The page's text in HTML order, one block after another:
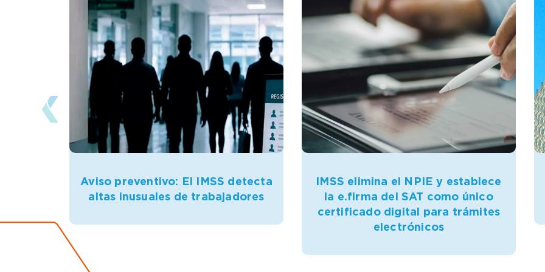
Aviso preventivo: El IMSS detecta
altas inusuales de trabajadores
IMSS elimina el NPIE y establece
la e.firma del SAT como único
certificado digital para trámites
electrónicos